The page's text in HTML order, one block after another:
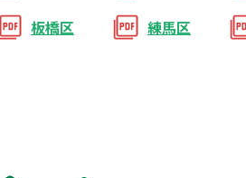
板橋区 練馬区